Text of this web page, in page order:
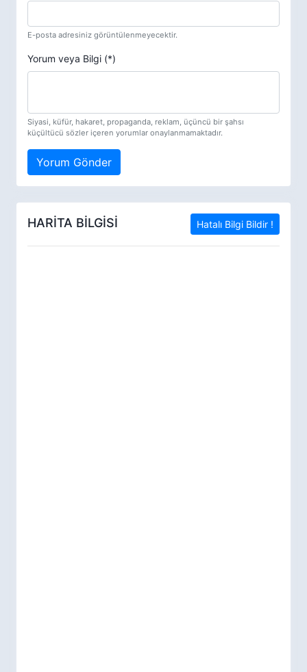
E-posta adresiniz görüntülenmeyecektir.
Yorum veya Bilgi (*)
Siyasi, küfür, hakaret, propaganda, reklam, üçüncü bir şahsı
küçültücü sözler içeren yorumlar onaylanmamaktadır.
Yorum Gönder
HARİTA BİLGİSİ Hatalı Bilgi Bildir !